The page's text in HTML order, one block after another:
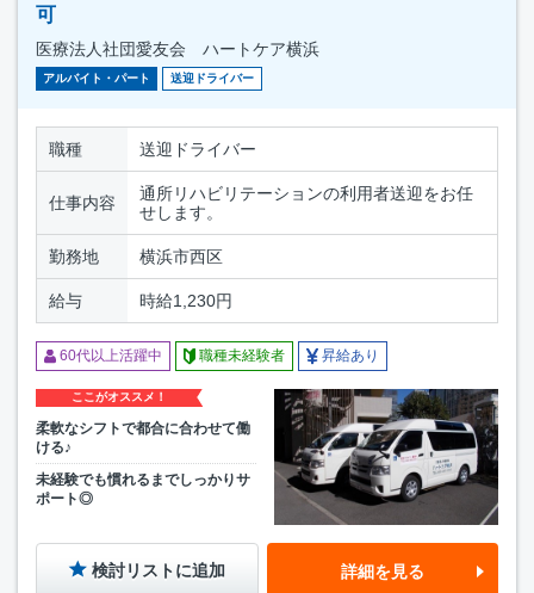
可
医療法人社団愛友会 ハートケア横浜
アルバイト・パート 送迎ドライバー
職種 送迎ドライバー
仕事内容
通所リハビリテーションの利用者送迎をお任
せします。
勤務地 横浜市西区
給与 時給1,230円
60代以上活躍中 職種未経験者 昇給あり
ここがオススメ！
柔軟なシフトで都合に合わせて働
ける♪
未経験でも慣れるまでしっかりサ
ポート◎
検討リストに追加 詳細を見る